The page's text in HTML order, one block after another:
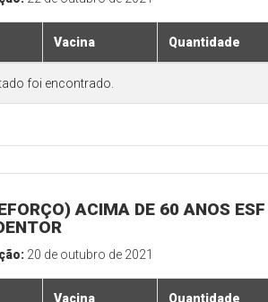
Vacina Quantidade
foi encontrado.
ACIMA DE 60 ANOS ESF
20 de outubro de 2021
Vacina Quantidade